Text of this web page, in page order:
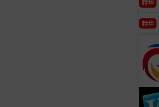
精华
精华